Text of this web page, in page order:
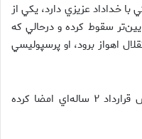
با خداداد عزيزي دارد،‌ يكي از
سقوط كرده و درحالي كه
اهواز برود، او پرسپوليسي
جالب اينكه اين بازيكن ، با پرسپوليس قرارداد ۲ ساله‌اي امضا كرده